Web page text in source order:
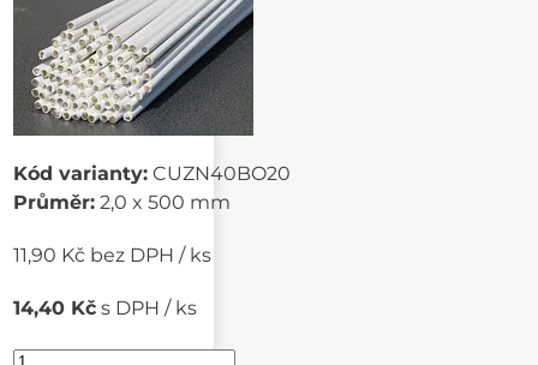
Kód varianty: CUZN40BO20
Průměr: 2,0 x 500 mm
11,90 Kč bez DPH / ks
14,40 Kč s DPH / ks